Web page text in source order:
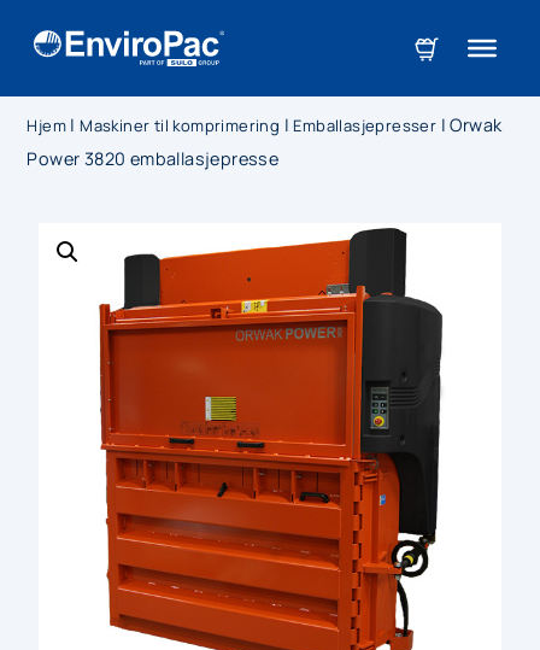
Hjem | Maskiner til komprimering | Emballasjepresser |Orwak
Power 3820 emballasjepresse